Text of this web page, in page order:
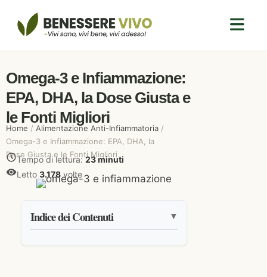
Omega-3 e Infiammazione:
EPA, DHA, la Dose Giusta e
le Fonti Migliori
Home / Alimentazione Anti-Infiammatoria /
Omega-3 e Infiammazione: EPA, DHA, la
Dose Giusta e le Fonti Migliori
Tempo di lettura:23 minuti
Letto 3.178 volte
Indice dei Contenuti ▼